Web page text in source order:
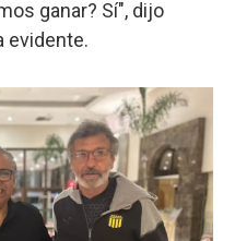
ganar? Sí", dijo
evidente.